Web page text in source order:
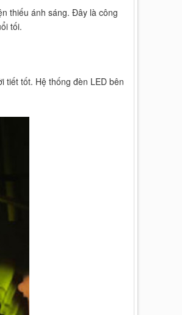
thiếu ánh sáng. Đây là công
tối.
tiết tốt. Hệ thống đèn LED bên